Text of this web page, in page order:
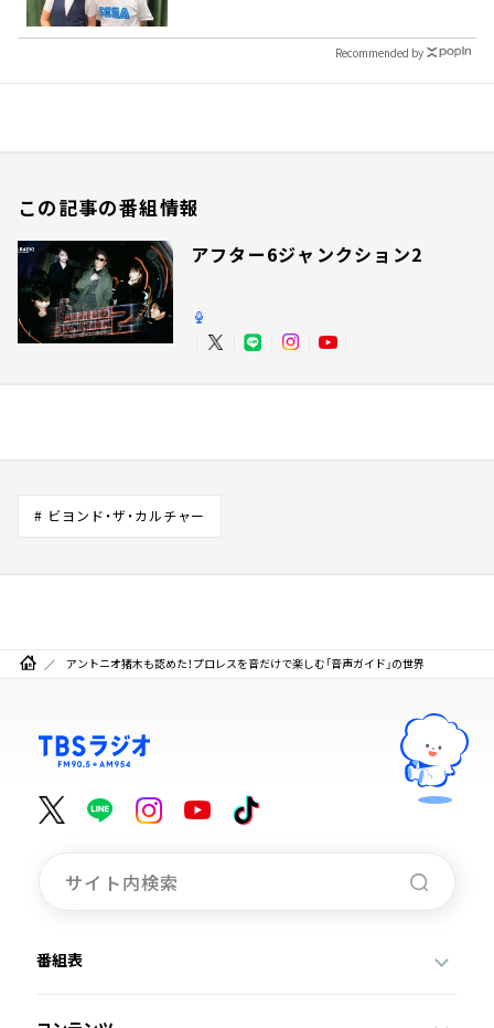
Recommended by
この記事の番組情報
アフター6ジャンクション2
# ビヨンド・ザ・カルチャー
アントニオ猪木も認めた！プロレスを音だけで楽しむ「音声ガイド」の世界
番組表